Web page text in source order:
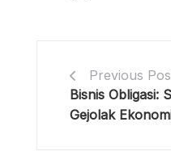
Previous
Bisnis Obligasi:
Gejolak